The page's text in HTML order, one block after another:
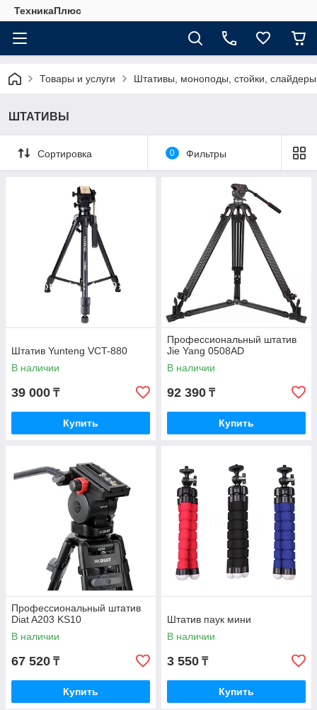
ТехникаПлюс
Товары и услуги Штативы, моноподы, стойки, слайдеры
ШТАТИВЫ
Сортировка 0 Фильтры
Штатив Yunteng VCT-880
В наличии
39 000 ₸
Купить
Профессиональный штатив
Jie Yang 0508AD
В наличии
92 390 ₸
Купить
Профессиональный штатив
Diat A203 KS10
В наличии
67 520 ₸
Купить
Штатив паук мини
В наличии
3 550 ₸
Купить